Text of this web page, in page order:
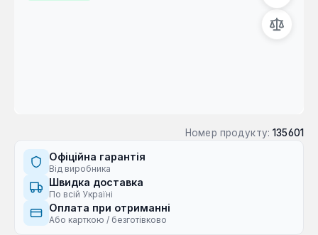
Номер продукту: 135601
Офіційна гарантія
Від виробника
Швидка доставка
По всій Україні
Оплата при отриманні
Або карткою / безготівково